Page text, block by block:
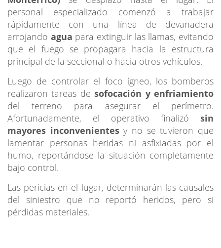
personal especializado comenzó a trabajar
rápidamente con una línea de devanadera
arrojando agua para extinguir las llamas, evitando
que el fuego se propagara hacia la estructura
principal de la seccional o hacia otros vehículos.
Luego de controlar el foco ígneo, los bomberos
realizaron tareas desofocación y enfriamiento
del terreno para asegurar el perímetro.
Afortunadamente, el operativo finalizó sin
mayores inconvenientesy no se tuvieron que
lamentar personas heridas ni asfixiadas por el
humo, reportándose la situación completamente
bajo control.
Las pericias en el lugar, determinarán las causales
del siniestro que no reportó heridos, pero si
pérdidas materiales.